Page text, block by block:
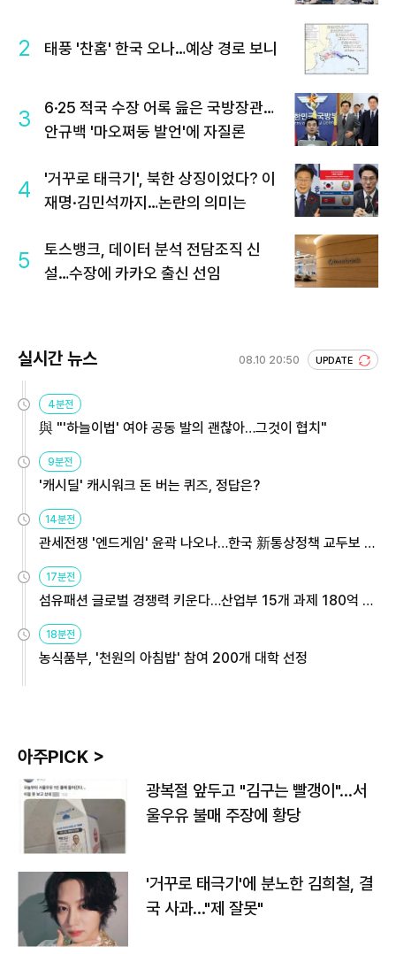
2 태풍 '찬홈' 한국 오나…예상 경로 보니
3
6·25 적국 수장 어록 읊은 국방장관…
안규백 '마오쩌둥 발언'에 자질론
4
'거꾸로 태극기', 북한 상징이었다? 이
재명·김민석까지…논란의 의미는
5
토스뱅크, 데이터 분석 전담조직 신
설…수장에 카카오 출신 선임
실시간 뉴스 08.10 20:50 UPDATE
4분전
與 "'하늘이법' 여야 공동 발의 괜찮아…그것이 협치"
9분전
'캐시딜' 캐시워크 돈 버는 퀴즈, 정답은?
14분전
관세전쟁 '엔드게임' 윤곽 나오나…한국 新통상정책 교두보 활
17분전
섬유패션 글로벌 경쟁력 키운다…산업부 15개 과제 180억 지
18분전
농식품부, '천원의 아침밥' 참여 200개 대학 선정
아주PICK >
광복절 앞두고 "김구는 빨갱이"…서
울우유 불매 주장에 황당
'거꾸로 태극기'에 분노한 김희철, 결
국 사과…"제 잘못"